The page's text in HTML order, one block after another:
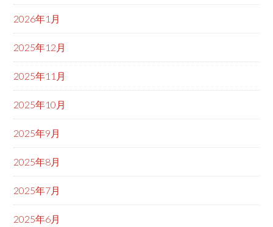
2026年1月
2025年12月
2025年11月
2025年10月
2025年9月
2025年8月
2025年7月
2025年6月